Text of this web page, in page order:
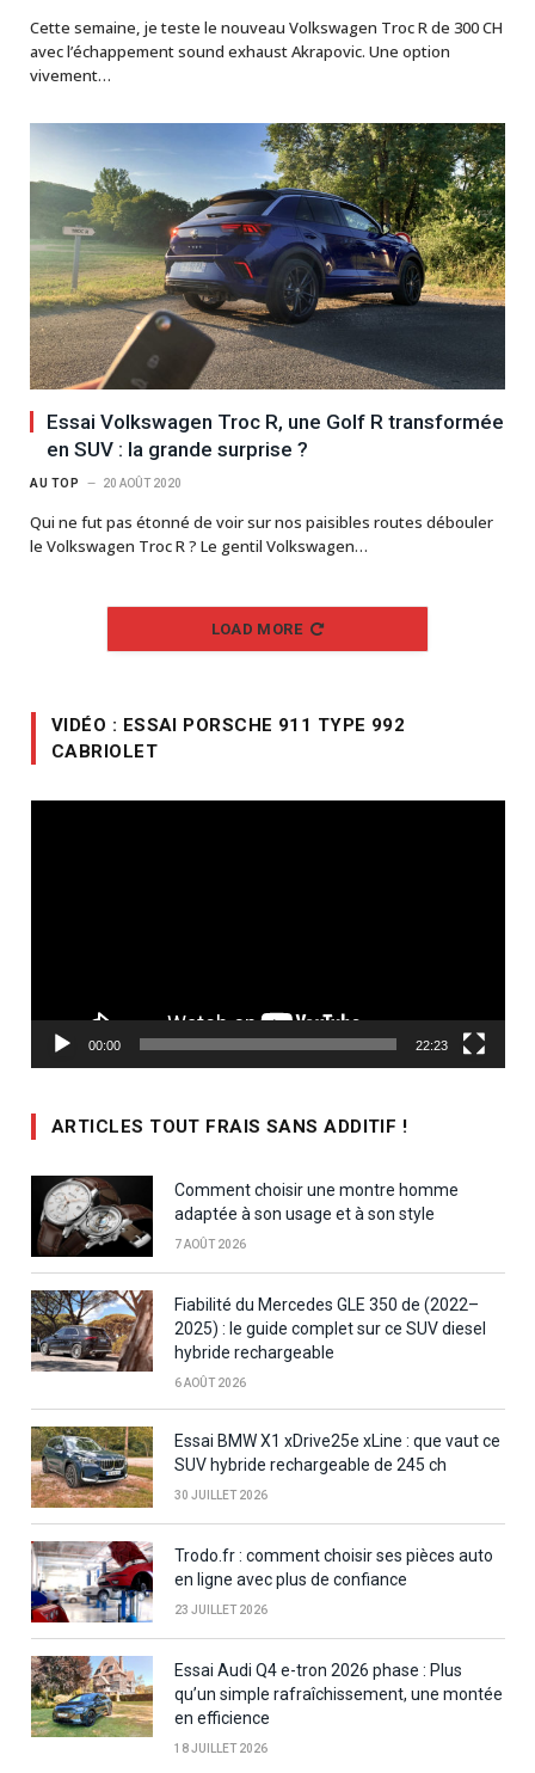
Cette semaine, je teste le nouveau Volkswagen Troc R de 300 CH
avec l’échappement sound exhaust Akrapovic. Une option
vivement…
Essai Volkswagen Troc R, une Golf R transformée
en SUV : la grande surprise ?
AU TOP 20 AOÛT 2020
Qui ne fut pas étonné de voir sur nos paisibles routes débouler
le Volkswagen Troc R ? Le gentil Volkswagen…
LOAD MORE
VIDÉO : ESSAI PORSCHE 911 TYPE 992
CABRIOLET
00:00 22:23
ARTICLES TOUT FRAIS SANS ADDITIF !
Comment choisir une montre homme
adaptée à son usage et à son style
7 AOÛT 2026
Fiabilité du Mercedes GLE 350 de (2022–
2025) : le guide complet sur ce SUV diesel
hybride rechargeable
6 AOÛT 2026
Essai BMW X1 xDrive25e xLine : que vaut ce
SUV hybride rechargeable de 245 ch
30 JUILLET 2026
Trodo.fr : comment choisir ses pièces auto
en ligne avec plus de confiance
23 JUILLET 2026
Essai Audi Q4 e-tron 2026 phase : Plus
qu’un simple rafraîchissement, une montée
en efficience
18 JUILLET 2026